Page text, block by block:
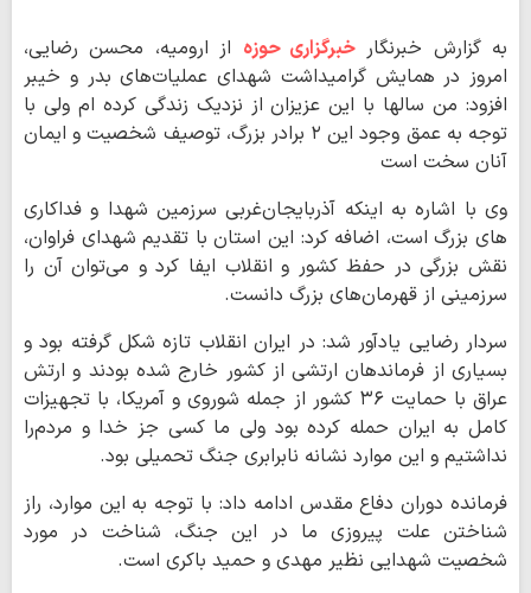
به گزارش خبرنگارخبرگزاری حوزه از ارومیه، محسن رضایی،
امروز در همایش گرامیداشت شهدای عملیات‌های بدر و خیبر
افزود: من سالها با این عزیزان از نزدیک زندگی کرده ام ولی با
توجه به عمق وجود این ۲ برادر بزرگ، توصیف شخصیت و ایمان
آنان سخت است‌
وی با اشاره به اینکه آذربایجان‌غربی سرزمین شهدا و فداکاری
های بزرگ است، اضافه کرد: این استان با تقدیم شهدای فراوان،
نقش بزرگی در حفظ کشور و انقلاب ایفا کرد و می‌توان آن را
سرزمینی از قهرمان‌های بزرگ دانست.
سردار رضایی یادآور شد: در ایران انقلاب تازه شکل گرفته بود و
بسیاری از فرماندهان ارتشی از کشور خارج شده بودند و ارتش
عراق با حمایت ۳۶ کشور از جمله شوروی و آمریکا، با تجهیزات
کامل به ایران حمله کرده بود ولی ما کسی جز خدا و مردم‌را
نداشتیم و این موارد نشانه نابرابری جنگ تحمیلی بود.
فرمانده دوران دفاع مقدس ادامه داد: با توجه به این موارد، راز
شناختن علت پیروزی ما در این جنگ، شناخت در مورد
شخصیت شهدایی نظیر مهدی و حمید باکری است.